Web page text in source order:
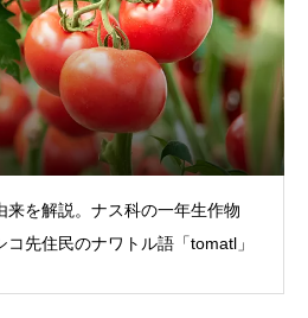
来を解説。ナス科の一年生作物
先住民のナワトル語「tomatl」